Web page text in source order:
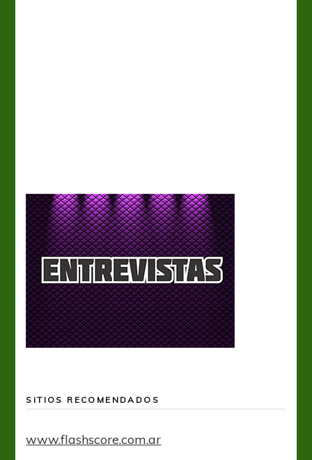
SITIOS RECOMENDADOS
www.flashscore.com.ar